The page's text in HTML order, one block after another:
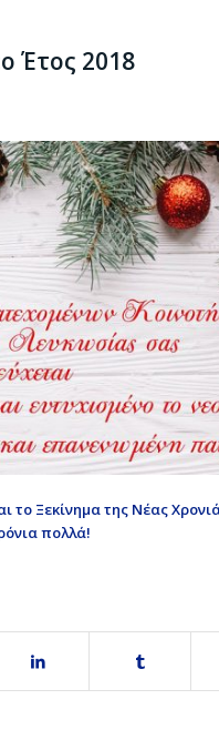
Έτος 2018
το Ξεκίνημα της Νέας
πολλά!